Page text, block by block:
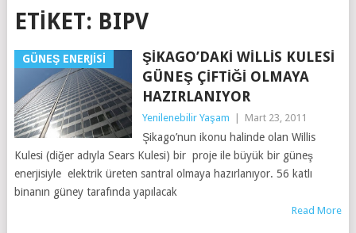
ETIKET: BIPV
GÜNEŞ ENERJISI
ŞIKAGO’DAKI WILLIS KULESI
GÜNEŞ ÇIFTIĞI OLMAYA
HAZIRLANIYOR
Yenilenebilir Yaşam Mart 23, 2011
Şikago’nun ikonu halinde olan Willis
Kulesi (diğer adıyla Sears Kulesi) bir proje ile büyük bir güneş
enerjisiyle elektrik üreten santral olmaya hazırlanıyor. 56 katlı
binanın güney tarafında yapılacak
Read More